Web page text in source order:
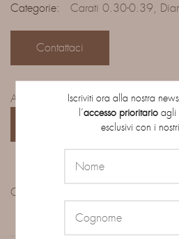
Categorie: Carati 0.30-0.39,
Contattaci
Accedi al catalogo completo dei
Condividi:
Iscriviti ora alla nostra
l’accesso prioritarioagli
esclusivi con i